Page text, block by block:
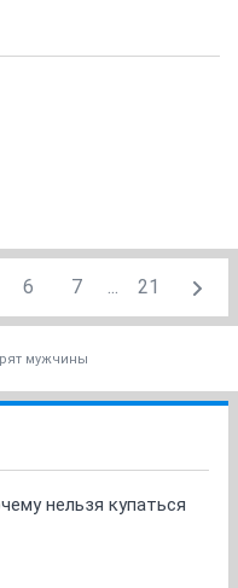
6 7 ... 21
мужчины
нельзя купаться